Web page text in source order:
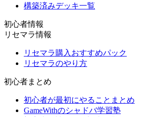
構築済みデッキ一覧
初心者情報
リセマラ情報
リセマラ購入おすすめパック
リセマラのやり方
初心者まとめ
初心者が最初にやることまとめ
GameWithのシャドバ学習塾